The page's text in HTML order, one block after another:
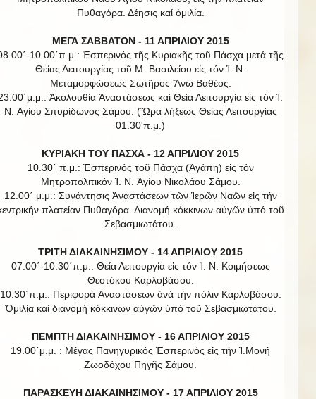
Πυθαγόρα. Δέησις καί ὁμιλία.
ΜΕΓΑ ΣΑΒΒΑΤΟΝ - 11 ΑΠΡΙΛΙΟΥ 2015
10.00΄π.μ.: Ἑσπερινός τῆς Κυριακῆς τοῦ Πάσχα μετά τῆς
Θείας Λειτουργίας τοῦ Μ. Βασιλείου εἰς τόν Ἱ. Ν.
Μεταμορφώσεως Σωτῆρος Ἄνω Βαθέος.
Ἀκολουθία Ἀναστάσεως καί Θεία Λειτουργία εἰς τόν Ἱ.
Ν. Ἁγίου Σπυρίδωνος Σάμου. (Ὣρα λήξεως Θείας Λειτουργίας
01.30'π.μ.)
ΚΥΡΙΑΚΗ ΤΟΥ ΠΑΣΧΑ - 12 ΑΠΡΙΛΙΟΥ 2015
10.30΄ π.μ.: Ἑσπερινός τοῦ Πάσχα (Ἀγάπη) εἰς τόν
Μητροπολιτικόν Ἱ. Ν. Ἁγίου Νικολάου Σάμου.
12.00΄ μ.μ.: Συνάντησις Ἀναστάσεων τῶν Ἱερῶν Ναῶν εἰς τήν
πλατείαν Πυθαγόρα. Διανομή κόκκινων αὐγῶν ὑπό τοῦ
Σεβασμιωτάτου.
ΤΡΙΤΗ ΔΙΑΚΑΙΝΗΣΙΜΟΥ - 14 ΑΠΡΙΛΙΟΥ 2015
07.00΄-10.30΄π.μ.: Θεία Λειτουργία εἰς τόν Ἱ. Ν. Κοιμήσεως
Θεοτόκου Καρλοβάσου.
10.30΄π.μ.: Περιφορά Ἀναστάσεων ἀνά τήν πόλιν Καρλοβάσου.
Ὁμιλία καί διανομή κόκκινων αὐγῶν ὑπό τοῦ Σεβασμιωτάτου.
ΠΕΜΠΤΗ ΔΙΑΚΑΙΝΗΣΙΜΟΥ - 16 ΑΠΡΙΛΙΟΥ 2015
19.00΄μ.μ. : Μέγας Πανηγυρικός Ἑσπερινός εἰς τήν Ἱ.Μονή
Ζωοδόχου Πηγῆς Σάμου.
ΠΑΡΑΣΚΕΥΗ ΔΙΑΚΑΙΝΗΣΙΜΟΥ - 17 ΑΠΡΙΛΙΟΥ 2015